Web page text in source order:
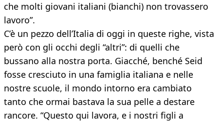
che molti giovani italiani (bianchi) non trovassero
lavoro”.
C’è un pezzo dell’Italia di oggi in queste righe, vista
però con gli occhi degli “altri”: di quelli che
bussano alla nostra porta. Giacché, benché Seid
fosse cresciuto in una famiglia italiana e nelle
nostre scuole, il mondo intorno era cambiato
tanto che ormai bastava la sua pelle a destare
rancore. “Questo qui lavora, e i nostri figli a